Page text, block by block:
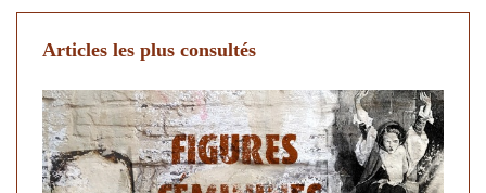
Articles les plus consultés